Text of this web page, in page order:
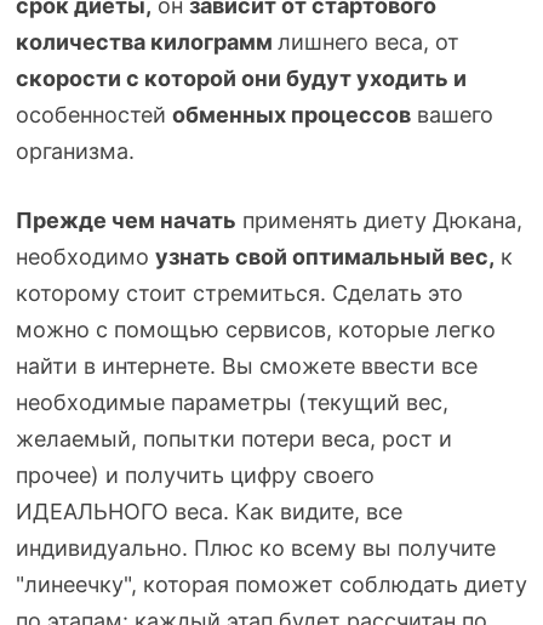
срок диеты, он зависит от стартового
количества килограмм лишнего веса, от
скорости с которой они будут уходить и
особенностей обменных процессоввашего
организма.
Прежде чем начать применять диету Дюкана,
необходимо узнать свой оптимальный вес, к
которому стоит стремиться. Сделать это
можно с помощью сервисов, которые легко
найти в интернете. Вы сможете ввести все
необходимые параметры (текущий вес,
желаемый, попытки потери веса, рост и
прочее) и получить цифру своего
ИДЕАЛЬНОГО веса. Как видите, все
индивидуально. Плюс ко всему вы получите
"линеечку", которая поможет соблюдать диету